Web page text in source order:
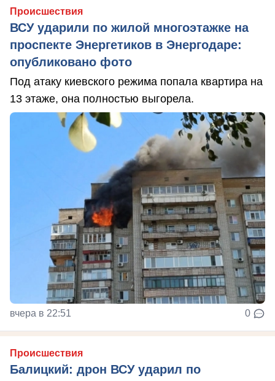
Происшествия
ВСУ ударили по жилой многоэтажке на
проспекте Энергетиков в Энергодаре:
опубликовано фото
Под атаку киевского режима попала квартира на
13 этаже, она полностью выгорела.
вчера в 22:51 0
Происшествия
Балицкий: дрон ВСУ ударил по